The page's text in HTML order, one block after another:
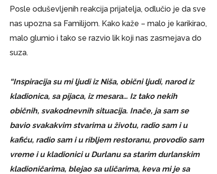
Posle oduševljenih reakcija prijatelja, odlučio je da sve
nas upozna sa Familijom. Kako kaže – malo je karikirao,
malo glumio i tako se razvio lik koji nas zasmejava do
suza.
“Inspiracija su mi ljudi iz Niša, obični ljudi, narod iz
kladionica, sa pijaca, iz mesara… Iz tako nekih
običnih, svakodnevnih situacija. Inače, ja sam se
bavio svakakvim stvarima u životu, radio sam i u
kafiću, radio sam i u ribljem restoranu, provodio sam
vreme i u kladionici u Durlanu sa starim durlanskim
kladioničarima, blejao sa uličarima, keva mi je sa